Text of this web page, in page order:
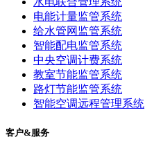
电能计量监管系统
给水管网监管系统
智能配电监管系统
中央空调计费系统
教室节能监管系统
路灯节能监管系统
智能空调远程管理系统
客户&服务